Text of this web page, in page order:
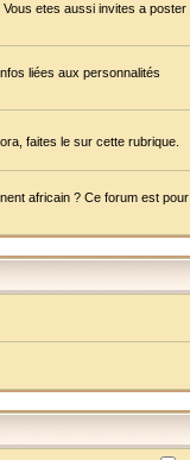
etes aussi invites a poster
liées aux personnalités
faites le sur cette rubrique.
africain ? Ce forum est pour